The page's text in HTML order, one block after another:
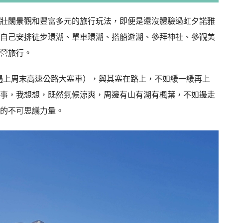
闊景觀和豐富多元的旅行玩法，即便是還沒體驗過虹夕諾雅
己安排徒步環湖、單車環湖、搭船遊湖、參拜神社、參觀美
旅行。
周末高速公路大塞車），與其塞在路上，不如緩一緩再上
，我想想，既然氣候涼爽，周邊有山有湖有楓葉，不如邊走
不可思議力量。